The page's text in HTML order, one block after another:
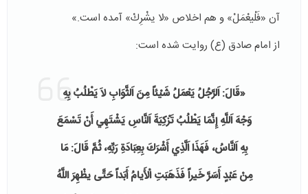
آن «فَلْیعْمَلْ» و هم اخلاص «لا یشْرِكْ» آمده است.»
از امام صادق (ع) روایت شده است:
«قَالَ: اَلرَّجُلُ يَعْمَلُ شَيْئاً مِنَ اَلثَّوَابِ لاَ يَطْلُبُ بِهِ
وَجْهَ اَللَّهِ إِنَّمَا يَطْلُبُ تَزْكِيَةَ اَلنَّاسِ يَشْتَهِي أَنْ تَسْمَعَ
بِهِ اَلنَّاسُ، فَهَذَا اَلَّذِي أَشْرَكَ بِعِبَادَةِ رَبِّهِ، ثُمَّ قَالَ: مَا
مِنْ عَبْدٍ أَسَرَّ خَیراً فَذَهَبَتِ‏ الْأَیامُ أَبَداً حَتَّى یظْهِرَ اللَّهُ